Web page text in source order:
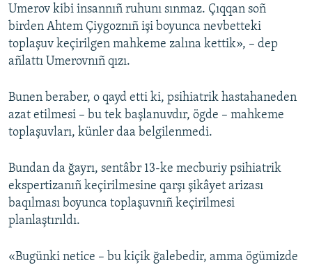
Umerov kibi insannıñ ruhunı sınmaz. Çıqqan soñ
birden Ahtem Çiygoznıñ işi boyunca nevbetteki
toplaşuv keçirilgen mahkeme zalına kettik», – dep
añlattı Umerovnıñ qızı.
Bunen beraber, o qayd etti ki, psihiatrik hastahaneden
azat etilmesi – bu tek başlanuvdır, ögde – mahkeme
toplaşuvları, künler daa belgilenmedi.
Bundan da ğayrı, sentâbr 13-ke mecburiy psihiatrik
ekspertizanıñ keçirilmesine qarşı şikâyet arizası
baqılması boyunca toplaşuvnıñ keçirilmesi
planlaştırıldı.
«Bugünki netice – bu kiçik ğalebedir, amma ögümizde